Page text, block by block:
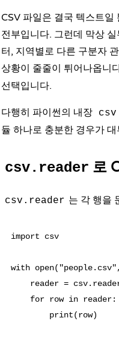
CSV 파일은 결국 텍스트일
전부입니다. 그런데 막상
터, 지역별로 다른 구분자
상황이 줄줄이 튀어나옵니
선택입니다.
다행히 파이썬의 내장 csv
듈 하나로 충분한 경우가
csv.reader 로
csv.reader 는 각 행을
import csv
with
reader =
    for row in reader: